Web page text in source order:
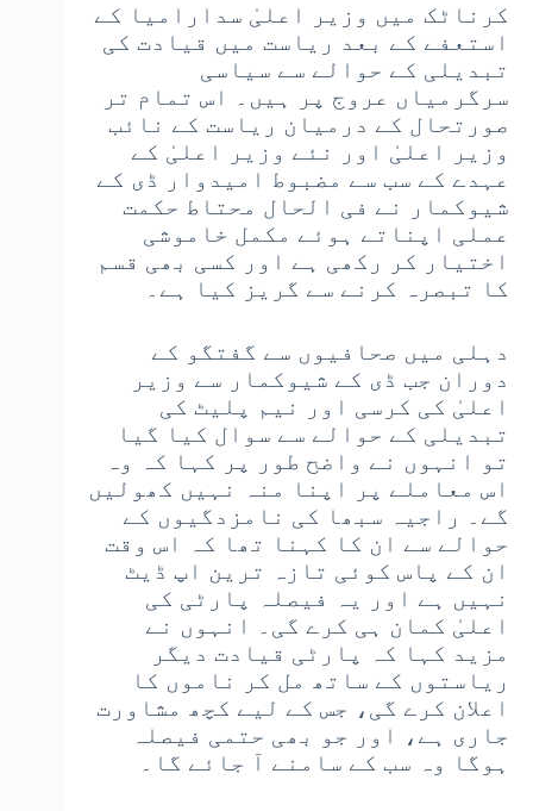
کرناٹک میں وزیر اعلیٰ سدارامیا کے
استعفے کے بعد ریاست میں قیادت کی
تبدیلی کے حوالے سے سیاسی
سرگرمیاں عروج پر ہیں۔ اس تمام تر
صورتحال کے درمیان ریاست کے نائب
وزیر اعلیٰ اور نئے وزیر اعلیٰ کے
عہدے کے سب سے مضبوط امیدوار ڈی کے
شیوکمار نے فی الحال محتاط حکمت
عملی اپناتے ہوئے مکمل خاموشی
اختیار کر رکھی ہے اور کسی بھی قسم
کا تبصرہ کرنے سے گریز کیا ہے۔
دہلی میں صحافیوں سے گفتگو کے
دوران جب ڈی کے شیوکمار سے وزیر
اعلیٰ کی کرسی اور نیم پلیٹ کی
تبدیلی کے حوالے سے سوال کیا گیا
تو انہوں نے واضح طور پر کہا کہ وہ
اس معاملے پر اپنا منہ نہیں کھولیں
گے۔ راجیہ سبھا کی نامزدگیوں کے
حوالے سے ان کا کہنا تھا کہ اس وقت
ان کے پاس کوئی تازہ ترین اپ ڈیٹ
نہیں ہے اور یہ فیصلہ پارٹی کی
اعلیٰ کمان ہی کرے گی۔ انہوں نے
مزید کہا کہ پارٹی قیادت دیگر
ریاستوں کے ساتھ مل کر ناموں کا
اعلان کرے گی، جس کے لیے کچھ مشاورت
جاری ہے، اور جو بھی حتمی فیصلہ
ہوگا وہ سب کے سامنے آ جائے گا۔